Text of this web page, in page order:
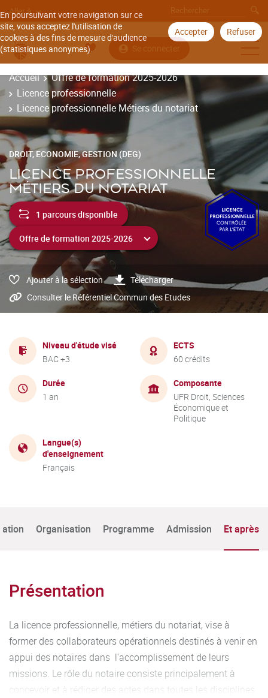
En poursuivant votre navigation sur ce
site, vous acceptez l'utilisation de
cookies à des fins de mesure d'audience
(statistiques anonymes).
Accepter Refuser
Aller à
Se connecter
Accueil
Offre de formation 2025-2026
Licence professionnelle
Licence professionnelle Métiers du notariat
DROIT, ECONOMIE, GESTION (DEG)
LICENCE PROFESSIONNELLE
MÉTIERS DU NOTARIAT
1 parcours disponible
Ajouter à la sélection
Télécharger
Consulter le Référentiel Commun des Etudes
Niveau d'étude visé
BAC +3
ECTS
60 crédits
Durée
1 an
Composante
UFR Droit, Sciences
Économique et
Politique
Langue(s)
d'enseignement
Français
Organisation Programme Admission Et après
Présentation
La licence professionnelle, métiers du notariat, vise à
former des collaborateurs opérationnels destinés à venir en
appui des notaires dans l'accomplissement de leurs
missions. Le rôle du notaire consiste principalement à
concevoir et à rédiger des actes dans toutes les disciplines